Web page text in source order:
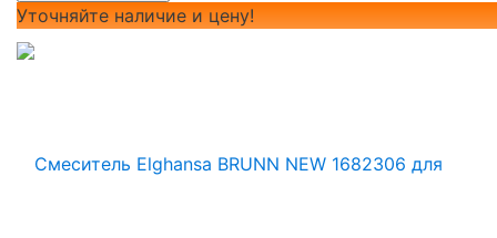
Уточняйте наличие и цену!